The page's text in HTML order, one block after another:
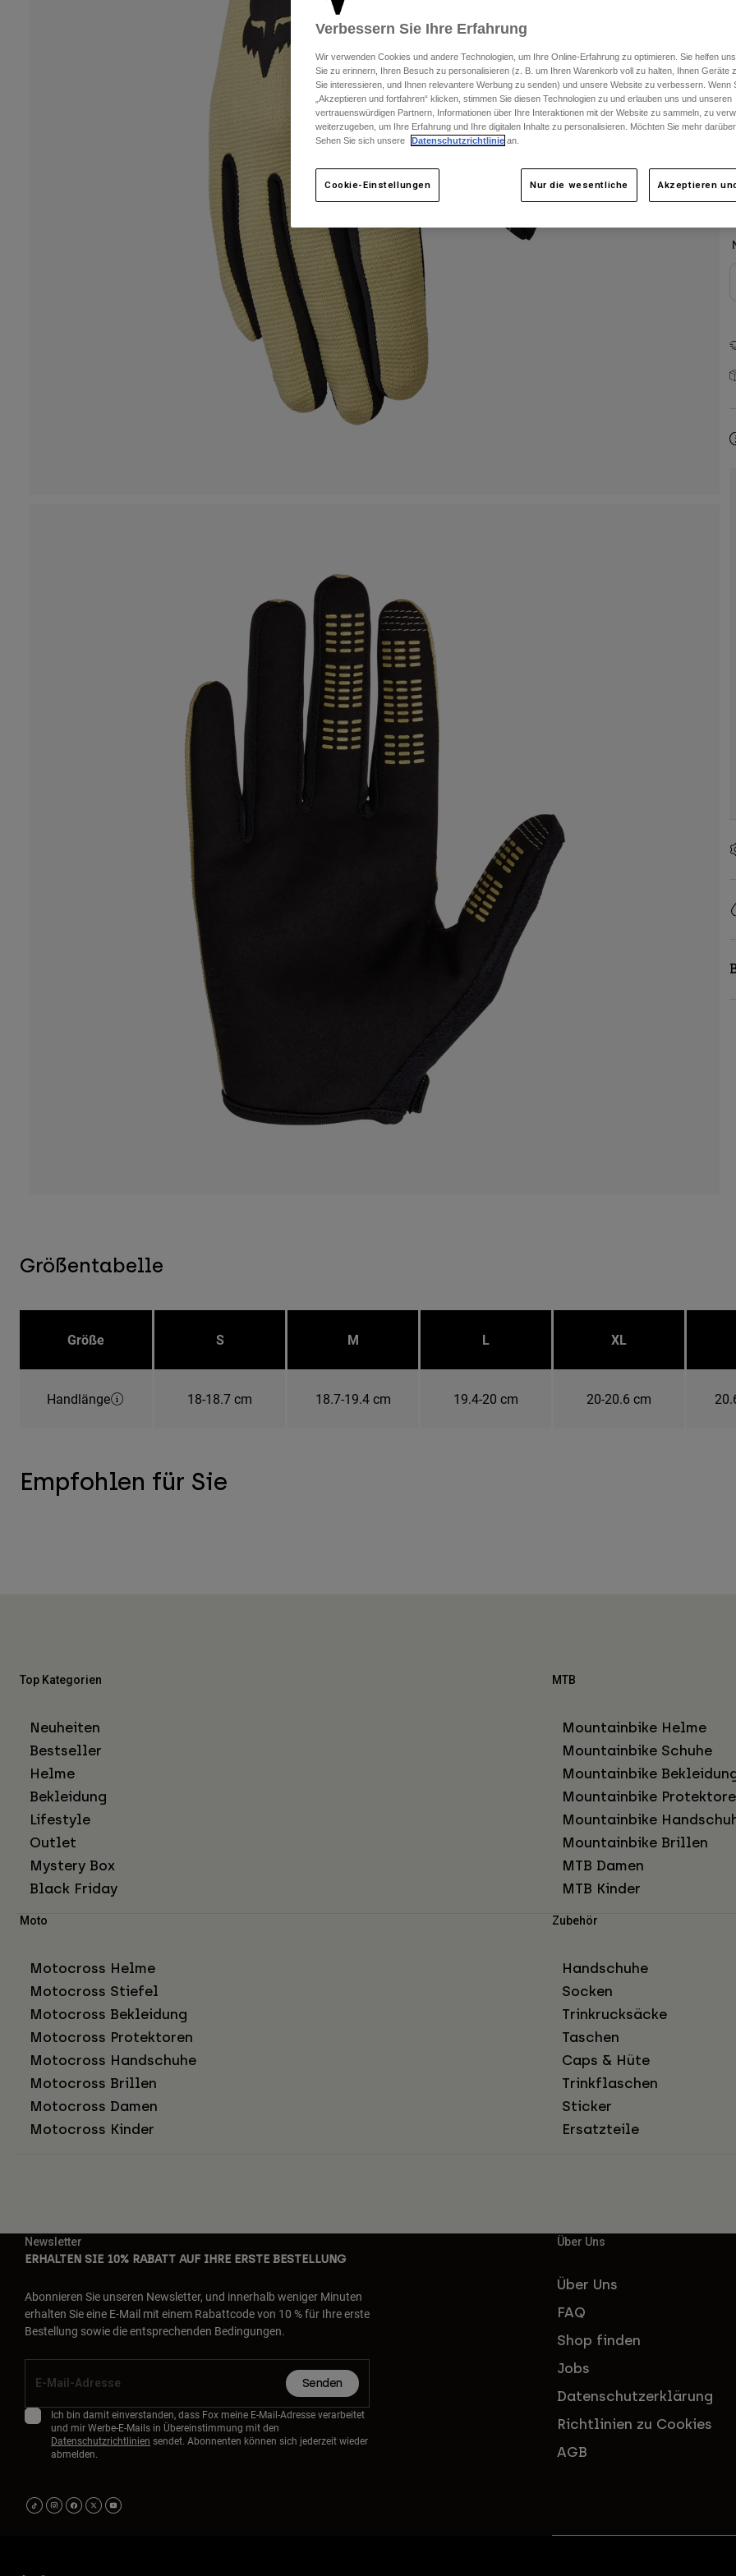
Größentabelle
Größe S M L XL
Handlänge 18-18.7 cm 18.7-19.4 cm 19.4-20 cm 20-20.6 cm
Empfohlen für Sie
Top Kategorien
Neuheiten
Bestseller
Helme
Bekleidung
Lifestyle
Outlet
Mystery Box
Black Friday
MTB
Mountainbike Helme
Mountainbike Schuhe
Mountainbike
Mountainbike
Mountainbike
Mountainbike Brillen
MTB Damen
MTB Kinder
Moto
Motocross Helme
Motocross Stiefel
Motocross Bekleidung
Motocross Protektoren
Motocross Handschuhe
Motocross Brillen
Motocross Damen
Motocross Kinder
Zubehör
Handschuhe
Socken
Trinkrucksäcke
Taschen
Caps & Hüte
Trinkflaschen
Sticker
Ersatzteile
Newsletter
ERHALTEN SIE 10% RABATT AUF IHRE ERSTE BESTELLUNG
Abonnieren Sie unseren Newsletter, und innerhalb weniger Minuten
erhalten Sie eine E-Mail mit einem Rabattcode von 10 % für Ihre erste
Bestellung sowie die entsprechenden Bedingungen.
Senden
Ich bin damit einverstanden, dass Fox meine E-Mail-Adresse verarbeitet
und mir Werbe-E-Mails in Übereinstimmung mit den
Datenschutzrichtlinien sendet. Abonnenten können sich jederzeit wieder
abmelden.
Über Uns
Über Uns
FAQ
Shop finden
Jobs
Datenschutzerklärung
Richtlinien zu Cookies
AGB
Verbessern Sie Ihre Erfahrung
Wir verwenden Cookies und andere Technologien, um Ihre Online-Erfahrung zu optimieren. Sie helfen
Sie zu erinnern, Ihren Besuch zu personalisieren (z. B. um Ihren Warenkorb voll zu halten, Ihnen Geräte
Sie interessieren, und Ihnen relevantere Werbung zu senden) und unsere Website zu verbessern. Wenn
„Akzeptieren und fortfahren“ klicken, stimmen Sie diesen Technologien zu und erlauben uns und unseren
vertrauenswürdigen Partnern, Informationen über Ihre Interaktionen mit der Website zu sammeln, zu
weiterzugeben, um Ihre Erfahrung und Ihre digitalen Inhalte zu personalisieren. Möchten Sie mehr
Sehen Sie sich unsere
Datenschutzrichtlinie an.
Cookie-Einstellungen Nur die wesentliche Akzeptieren